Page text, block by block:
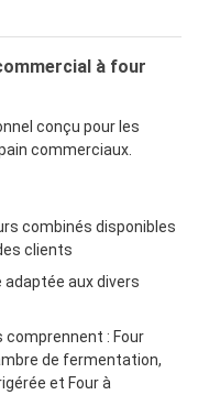
à four
conçu pour les
commerciaux.
combinés disponibles
clients
aux divers
comprennent : Four
de fermentation,
et Four à